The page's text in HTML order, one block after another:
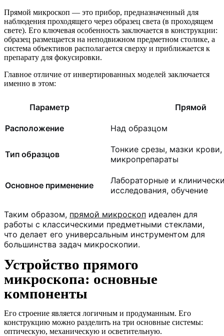
Прямой микроскоп — это прибор, предназначенный для
наблюдения проходящего через образец света (в проходящем
свете). Его ключевая особенность заключается в конструкции:
образец размещается на неподвижном предметном столике, а
система объективов располагается сверху и приближается к
препарату для фокусировки.
Главное отличие от инвертированных моделей заключается
именно в этом:
Параметр Прямой
Расположение Над образцом
Тип образцов
Тонкие срезы, мазки крови,
микропрепараты
Основное применение
Лабораторные и
исследования, обучение
Таким образом, прямой микроскоп идеален для
работы с классическими предметными стеклами,
что делает его универсальным инструментом для
большинства задач микроскопии.
Устройство прямого
микроскопа: основные
компоненты
Его строение является логичным и продуманным. Его
конструкцию можно разделить на три основные системы:
оптическую, механическую и осветительную.